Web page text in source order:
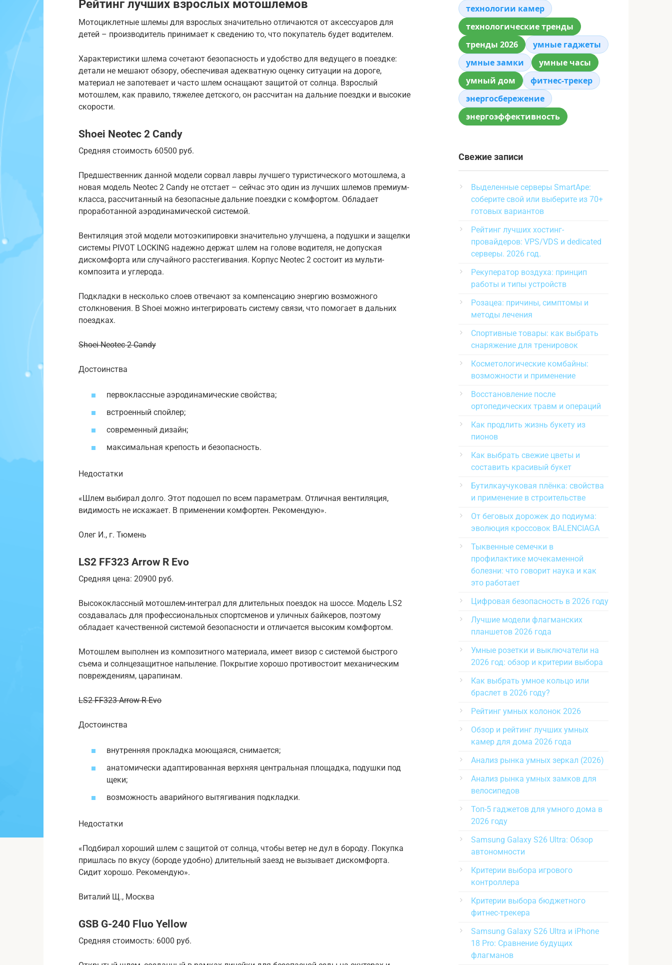
Рейтинг лучших взрослых мотошлемов
Мотоциклетные шлемы для взрослых значительно отличаются от аксессуаров для
детей – производитель принимает к сведению то, что покупатель будет водителем.
Характеристики шлема сочетают безопасность и удобство для ведущего в поездке:
детали не мешают обзору, обеспечивая адекватную оценку ситуации на дороге,
материал не запотевает и часто шлем оснащают защитой от солнца. Взрослый
мотошлем, как правило, тяжелее детского, он рассчитан на дальние поездки и высокие
скорости.
Shoei Neotec 2 Candy
Средняя стоимость 60500 руб.
Предшественник данной модели сорвал лавры лучшего туристического мотошлема, а
новая модель Neotec 2 Candy не отстает – сейчас это один из лучших шлемов премиум-
класса, рассчитанный на безопасные дальние поездки с комфортом. Обладает
проработанной аэродинамической системой.
Вентиляция этой модели мотоэкипировки значительно улучшена, а подушки и защелки
системы PIVOT LOCKING надежно держат шлем на голове водителя, не допуская
дискомфорта или случайного расстегивания. Корпус Neotec 2 состоит из мульти-
композита и углерода.
Подкладки в несколько слоев отвечают за компенсацию энергию возможного
столкновения. В Shoei можно интегрировать систему связи, что помогает в дальних
поездках.
Shoei Neotec 2 Candy
Достоинства
первоклассные аэродинамические свойства;
встроенный спойлер;
современный дизайн;
максимальная крепость и безопасность.
Недостатки
«Шлем выбирал долго. Этот подошел по всем параметрам. Отличная вентиляция,
видимость не искажает. В применении комфортен. Рекомендую».
Олег И., г. Тюмень
LS2 FF323 Arrow R Evo
Средняя цена: 20900 руб.
Высококлассный мотошлем-интеграл для длительных поездок на шоссе. Модель LS2
создавалась для профессиональных спортсменов и уличных байкеров, поэтому
обладает качественной системой безопасности и отличается высоким комфортом.
Мотошлем выполнен из композитного материала, имеет визор с системой быстрого
съема и солнцезащитное напыление. Покрытие хорошо противостоит механическим
повреждениям, царапинам.
LS2 FF323 Arrow R Evo
Достоинства
внутренняя прокладка моющаяся, снимается;
анатомически адаптированная верхняя центральная площадка, подушки под
щеки;
возможность аварийного вытягивания подкладки.
Недостатки
«Подбирал хороший шлем с защитой от солнца, чтобы ветер не дул в бороду. Покупка
пришлась по вкусу (бороде удобно) длительный заезд не вызывает дискомфорта.
Сидит хорошо. Рекомендую».
Виталий Щ., Москва
GSB G-240 Fluo Yellow
Средняя стоимость: 6000 руб.
технологии камер
технологические тренды
тренды 2026
умные гаджеты
умные замки
умные часы
умный дом
фитнес-трекер
энергосбережение
энергоэффективность
Свежие записи
Выделенные серверы SmartApe:
соберите свой или выберите из 70+
готовых вариантов
Рейтинг лучших хостинг-
провайдеров: VPS/VDS и dedicated
серверы. 2026 год.
Рекуператор воздуха: принцип
работы и типы устройств
Розацеа: причины, симптомы и
методы лечения
Спортивные товары: как выбрать
снаряжение для тренировок
Косметологические комбайны:
возможности и применение
Восстановление после
ортопедических травм и операций
Как продлить жизнь букету из
пионов
Как выбрать свежие цветы и
составить красивый букет
Бутилкаучуковая плёнка: свойства
и применение в строительстве
От беговых дорожек до подиума:
эволюция кроссовок BALENCIAGA
Тыквенные семечки в
профилактике мочекаменной
болезни: что говорит наука и как
это работает
Цифровая безопасность в 2026 году
Лучшие модели флагманских
планшетов 2026 года
Умные розетки и выключатели на
2026 год: обзор и критерии выбора
Как выбрать умное кольцо или
браслет в 2026 году?
Рейтинг умных колонок 2026
Обзор и рейтинг лучших умных
камер для дома 2026 года
Анализ рынка умных зеркал (2026)
Анализ рынка умных замков для
велосипедов
Топ-5 гаджетов для умного дома в
2026 году
Samsung Galaxy S26 Ultra: Обзор
автономности
Критерии выбора игрового
контроллера
Критерии выбора бюджетного
фитнес-трекера
Samsung Galaxy S26 Ultra и iPhone
18 Pro: Сравнение будущих
флагманов